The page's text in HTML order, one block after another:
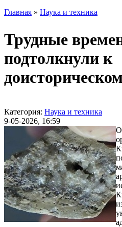
Главная » Наука и техника
Трудные
подтолкнули к
Категория: Наука и техника
9-05-2026, 16:59